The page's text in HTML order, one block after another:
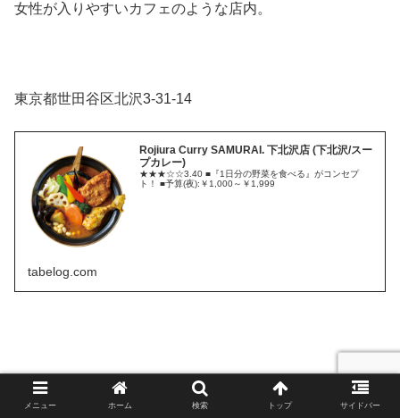
女性が入りやすいカフェのような店内。
東京都世田谷区北沢3-31-14
Rojiura Curry SAMURAI. 下北沢店 (下北沢/スー
プカレー)
★★★☆☆3.40 ■『1日分の野菜を食べる』がコンセプ
ト！ ■予算(夜):￥1,000～￥1,999
tabelog.com
まんてん（神保町）
メニュー ホーム 検索 トップ サイドバー